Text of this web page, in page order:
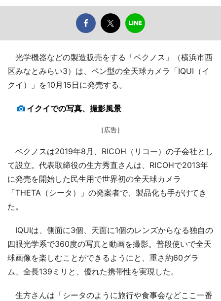
光学機器などの製造販売をする「ベクノス」（横浜市西
区みなとみらい3）は、ペン型の全天球カメラ「IQUI（イ
クイ）」を10月15日に発売する。
イクイでの写真、撮影風景
［広告］
ベクノスは2019年8月、RICOH（リコー）の子会社とし
て設立。代表取締役の生方秀直さんは、RICOHで2013年
に発売を開始した民生用で世界初の全天球カメラ
「THETA（シータ）」の発案者で、製品化も手がけてき
た。
IQUIは、側面に3個、天面に1個のレンズからなる独自の
四眼光学系で360度の写真と動画を撮影。普段使いで全天
球画像を楽しむことができるようにと、重さ約60グラ
ム、全長139ミリと、優れた携帯性を実現した。
生方さんは「シータのように旅行や食事会などここ一番